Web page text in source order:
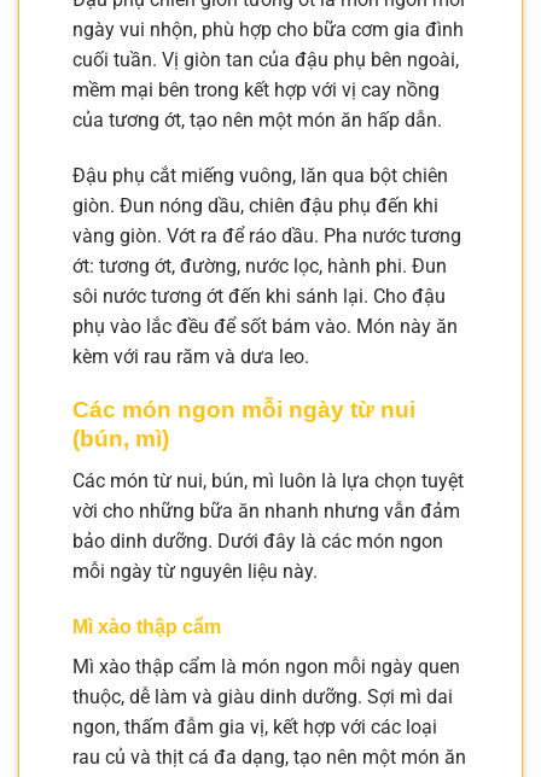
ngày vui nhộn, phù hợp cho bữa cơm gia đình
cuối tuần. Vị giòn tan của đậu phụ bên ngoài,
mềm mại bên trong kết hợp với vị cay nồng
của tương ớt, tạo nên một món ăn hấp dẫn.
Đậu phụ cắt miếng vuông, lăn qua bột chiên
giòn. Đun nóng dầu, chiên đậu phụ đến khi
vàng giòn. Vớt ra để ráo dầu. Pha nước tương
ớt: tương ớt, đường, nước lọc, hành phi. Đun
sôi nước tương ớt đến khi sánh lại. Cho đậu
phụ vào lắc đều để sốt bám vào. Món này ăn
kèm với rau răm và dưa leo.
Các món ngon mỗi ngày từ nui
(bún, mì)
Các món từ nui, bún, mì luôn là lựa chọn tuyệt
vời cho những bữa ăn nhanh nhưng vẫn đảm
bảo dinh dưỡng. Dưới đây là các món ngon
mỗi ngày từ nguyên liệu này.
Mì xào thập cẩm
Mì xào thập cẩm là món ngon mỗi ngày quen
thuộc, dễ làm và giàu dinh dưỡng. Sợi mì dai
ngon, thấm đẫm gia vị, kết hợp với các loại
rau củ và thịt cá đa dạng, tạo nên một món ăn